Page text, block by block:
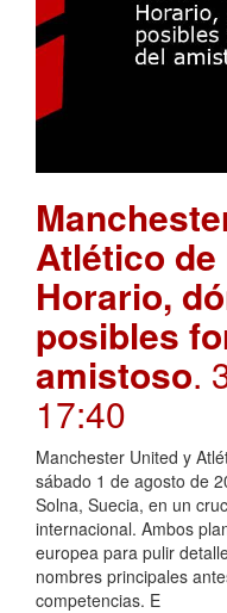
Atlético de
Horario,
posibles
amistoso.
17:40
Manchester United y
sábado 1 de agosto de
Solna, Suecia, en un
internacional. Ambos
europea para pulir
nombres principales
competencias. E